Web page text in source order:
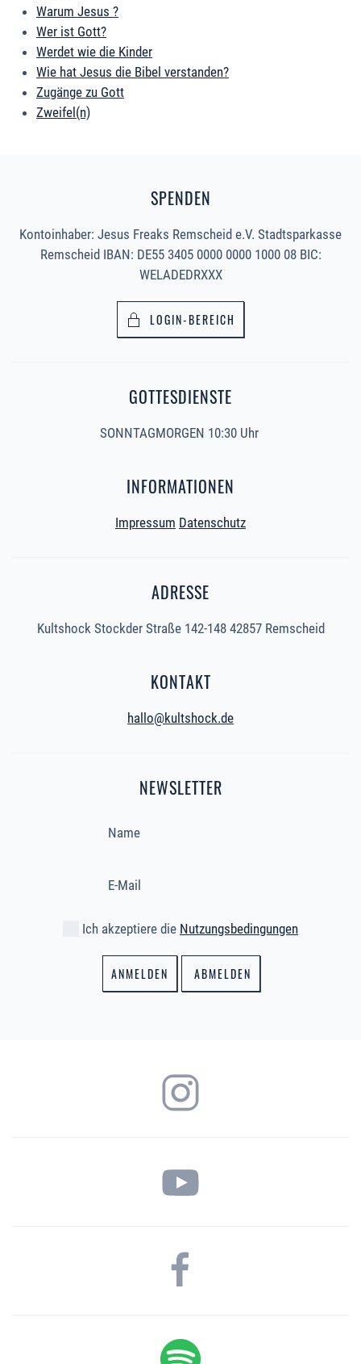
Warum Jesus ?
Wer ist Gott?
Werdet wie die Kinder
Wie hat Jesus die Bibel verstanden?
Zugänge zu Gott
Zweifel(n)
SPENDEN
Kontoinhaber: Jesus Freaks Remscheid e.V. Stadtsparkasse
Remscheid IBAN: DE55 3405 0000 0000 1000 08 BIC:
WELADEDRXXX
LOGIN-BEREICH
GOTTESDIENSTE
SONNTAGMORGEN 10:30 Uhr
INFORMATIONEN
Impressum Datenschutz
ADRESSE
Kultshock Stockder Straße 142-148 42857 Remscheid
KONTAKT
hallo@kultshock.de
NEWSLETTER
Ich akzeptiere die Nutzungsbedingungen